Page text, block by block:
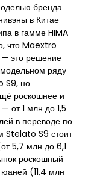
бренда
в Китае
в гамме HIMA
что Maextro
это решение
модельном ряду
S9, но
роскошнее и
от 1 млн до 1,5
в переводе по
Stelato S9 стоит
5,7 млн до 6,1
роскошный
(11,4 млн